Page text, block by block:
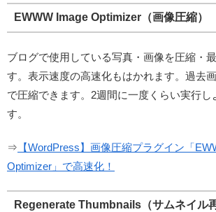
EWWW Image Optimizer（画像圧縮）
ブログで使用している写真・画像を圧縮・
す。表示速度の高速化もはかれます。過去
で圧縮できます。2週間に一度くらい実行し
す。
⇒ 【WordPress】画像圧縮プラグイン「
Optimizer」で高速化！
Regenerate Thumbnails（サムネイル再